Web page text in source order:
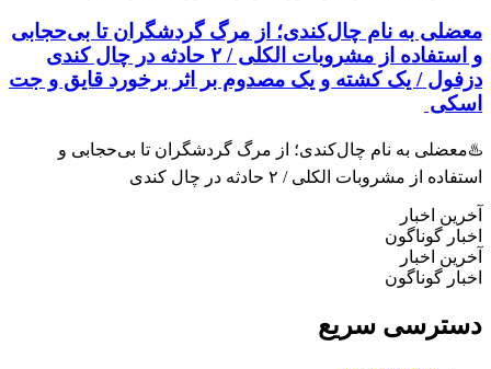
به نام چال‌کندی؛ از مرگ گردشگران تا بی‌حجابی
و استفاده از مشروبات الکلی / ۲ حادثه در چال کندی
/ یک کشته و یک مصدوم بر اثر برخورد قایق و جت
به نام چال‌کندی؛ از مرگ گردشگران تا بی‌حجابی و
از مشروبات الکلی / ۲ حادثه در چال کندی
اخبار
گوناگون
اخبار
گوناگون
سریع